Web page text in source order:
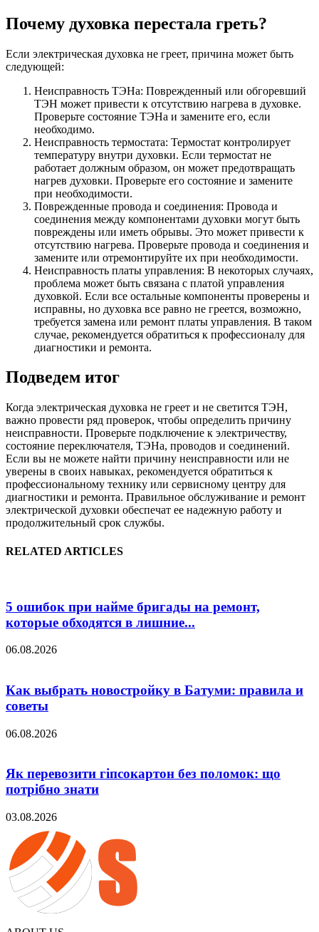
Почему духовка перестала греть?
Если электрическая духовка не греет, причина может быть
следующей:
Неисправность ТЭНа: Поврежденный или обгоревший
ТЭН может привести к отсутствию нагрева в духовке.
Проверьте состояние ТЭНа и замените его, если
необходимо.
Неисправность термостата: Термостат контролирует
температуру внутри духовки. Если термостат не
работает должным образом, он может предотвращать
нагрев духовки. Проверьте его состояние и замените
при необходимости.
Поврежденные провода и соединения: Провода и
соединения между компонентами духовки могут быть
повреждены или иметь обрывы. Это может привести к
отсутствию нагрева. Проверьте провода и соединения и
замените или отремонтируйте их при необходимости.
Неисправность платы управления: В некоторых случаях,
проблема может быть связана с платой управления
духовкой. Если все остальные компоненты проверены и
исправны, но духовка все равно не греется, возможно,
требуется замена или ремонт платы управления. В таком
случае, рекомендуется обратиться к профессионалу для
диагностики и ремонта.
Подведем итог
Когда электрическая духовка не греет и не светится ТЭН,
важно провести ряд проверок, чтобы определить причину
неисправности. Проверьте подключение к электричеству,
состояние переключателя, ТЭНа, проводов и соединений.
Если вы не можете найти причину неисправности или не
уверены в своих навыках, рекомендуется обратиться к
профессиональному технику или сервисному центру для
диагностики и ремонта. Правильное обслуживание и ремонт
электрической духовки обеспечат ее надежную работу и
продолжительный срок службы.
RELATED ARTICLES
5 ошибок при найме бригады на ремонт,
которые обходятся в лишние...
06.08.2026
Как выбрать новостройку в Батуми: правила и
советы
06.08.2026
Як перевозити гіпсокартон без поломок: що
потрібно знати
03.08.2026